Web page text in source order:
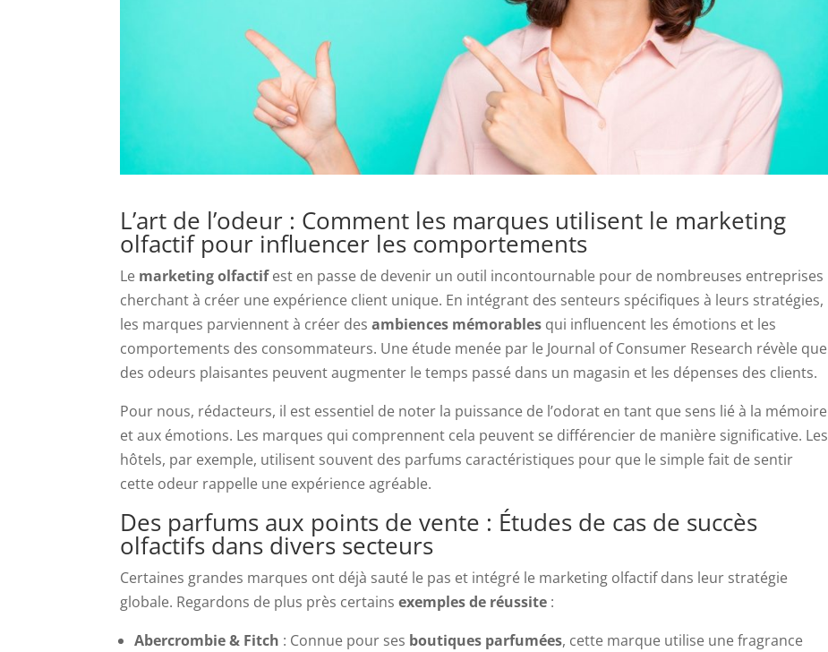
L’art de l’odeur : Comment les marques utilisent le marketing
olfactif pour influencer les comportements
Le marketing olfactifest en passe de devenir un outil incontournable pour de nombreuses entreprises
cherchant à créer une expérience client unique. En intégrant des senteurs spécifiques à leurs stratégies,
les marques parviennent à créer desambiences mémorables qui influencent les émotions et les
comportements des consommateurs. Une étude menée par le Journal of Consumer Research révèle que
des odeurs plaisantes peuvent augmenter le temps passé dans un magasin et les dépenses des clients.
Pour nous, rédacteurs, il est essentiel de noter la puissance de l’odorat en tant que sens lié à la mémoire
et aux émotions. Les marques qui comprennent cela peuvent se différencier de manière significative. Les
hôtels, par exemple, utilisent souvent des parfums caractéristiques pour que le simple fait de sentir
cette odeur rappelle une expérience agréable.
Des parfums aux points de vente : Études de cas de succès
olfactifs dans divers secteurs
Certaines grandes marques ont déjà sauté le pas et intégré le marketing olfactif dans leur stratégie
globale. Regardons de plus près certainsexemples de réussite :
Abercrombie & Fitch : Connue pour ses boutiques parfumées, cette marque utilise une fragrance